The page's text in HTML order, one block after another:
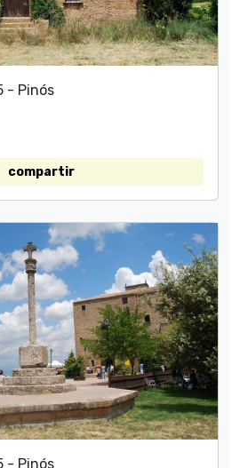
- Pinós
compartir
- Pinós